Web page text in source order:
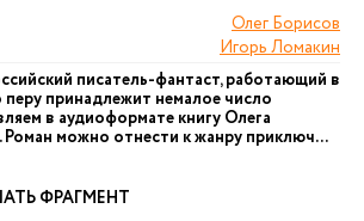
Олег Борисов
Игорь Ломакин
писатель-фантаст, работающий в
перу принадлежит немалое число
в аудиоформате книгу Олега
Роман можно отнести к жанру приключ...
ФРАГМЕНТ